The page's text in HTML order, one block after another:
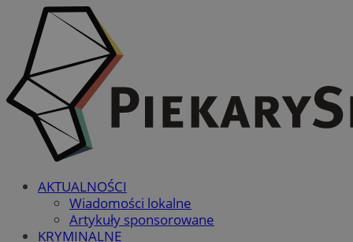
AKTUALNOŚCI
Wiadomości lokalne
Artykuły sponsorowane
KRYMINALNE